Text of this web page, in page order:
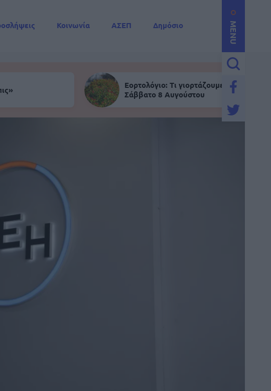
MENU
Κοινωνία ΑΣΕΠ
Δημόσιο
Εορτολόγιο: Τι γιορτάζουμε σήμερα,
Σάββατο 8 Αυγούστου